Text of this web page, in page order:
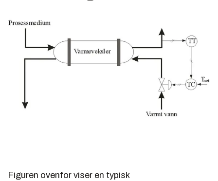
Figuren ovenfor viser en typisk